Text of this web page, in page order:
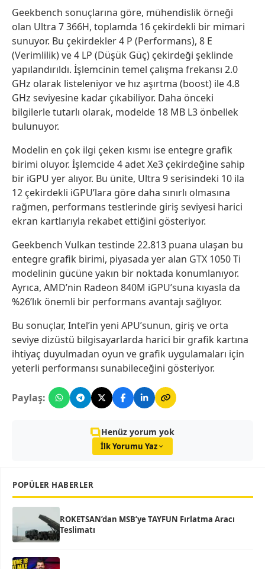
Geekbench sonuçlarına göre, mühendislik örneği
olan Ultra 7 366H, toplamda 16 çekirdekli bir mimari
sunuyor. Bu çekirdekler 4 P (Performans), 8 E
(Verimlilik) ve 4 LP (Düşük Güç) çekirdeği şeklinde
yapılandırıldı. İşlemcinin temel çalışma frekansı 2.0
GHz olarak listeleniyor ve hız aşırtma (boost) ile 4.8
GHz seviyesine kadar çıkabiliyor. Daha önceki
bilgilerle tutarlı olarak, modelde 18 MB L3 önbellek
bulunuyor.
Modelin en çok ilgi çeken kısmı ise entegre grafik
birimi oluyor. İşlemcide 4 adet Xe3 çekirdeğine sahip
bir iGPU yer alıyor. Bu ünite, Ultra 9 serisindeki 10 ila
12 çekirdekli iGPU’lara göre daha sınırlı olmasına
rağmen, performans testlerinde giriş seviyesi harici
ekran kartlarıyla rekabet ettiğini gösteriyor.
Geekbench Vulkan testinde 22.813 puana ulaşan bu
entegre grafik birimi, piyasada yer alan GTX 1050 Ti
modelinin gücüne yakın bir noktada konumlanıyor.
Ayrıca, AMD’nin Radeon 840M iGPU’suna kıyasla da
%26’lık önemli bir performans avantajı sağlıyor.
Bu sonuçlar, Intel’in yeni APU’sunun, giriş ve orta
seviye dizüstü bilgisayarlarda harici bir grafik kartına
ihtiyaç duyulmadan oyun ve grafik uygulamaları için
yeterli performansı sunabileceğini gösteriyor.
Paylaş:
Henüz yorum yok
İlk Yorumu Yaz
POPÜLER HABERLER
ROKETSAN’dan MSB’ye TAYFUN Fırlatma Aracı
Teslimatı